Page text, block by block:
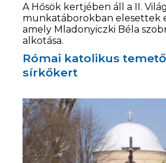
A Hősök kertjében áll a II.
munkatáborokban elesettek
amely Mladonyiczki Béla
alkotása.
Római katolikus
sírkőkert